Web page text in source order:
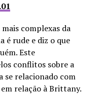
complexas da
é rude e diz o que
Este
conflitos sobre a
se relacionado com
relação à Brittany.